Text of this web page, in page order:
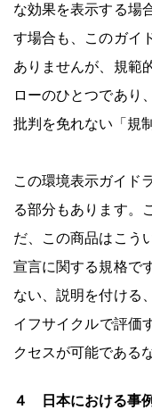
な効果を表示する場
す場合も、このガイ
ありませんが、規範
ローのひとつであり
批判を免れない「規
この環境表示ガイド
る部分もあります。
だ、この商品はこう
宣言に関する規格で
ない、説明を付ける
イフサイクルで評価
クセスが可能である
４ 日本における事